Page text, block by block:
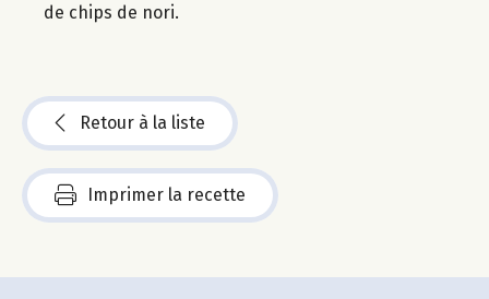
de chips de nori.
Retour à la liste
Imprimer la recette